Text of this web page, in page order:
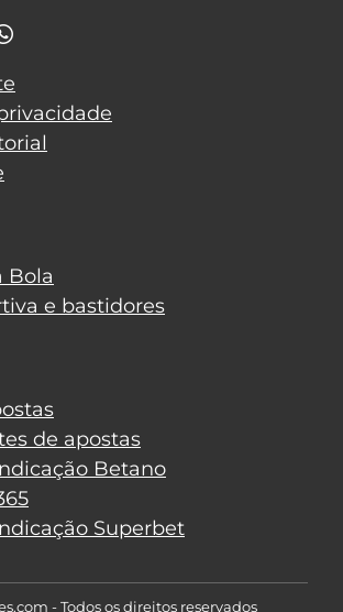
Bola
e bastidores
de apostas
Betano
Superbet
- Todos os direitos reservados